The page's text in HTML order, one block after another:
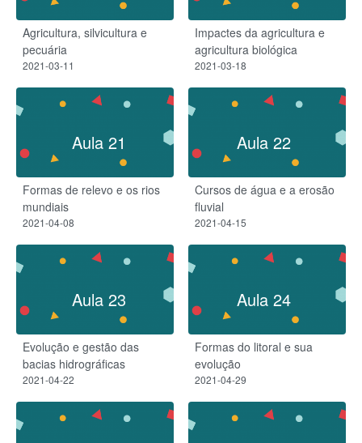
Agricultura, silvicultura e
pecuária
2021-03-11
Impactes da agricultura e
agricultura biológica
2021-03-18
Aula 21
Formas de relevo e os rios
mundiais
2021-04-08
Aula 22
Cursos de água e a erosão
fluvial
2021-04-15
Aula 23
Evolução e gestão das
bacias hidrográficas
2021-04-22
Aula 24
Formas do litoral e sua
evolução
2021-04-29